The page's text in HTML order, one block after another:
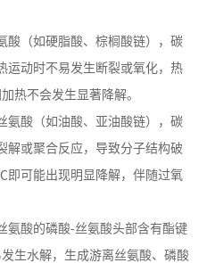
酸（如硬脂酸、棕榈酸链），碳
运动时不易发生断裂或氧化，热
热不会发生显著降解。
氨酸（如油酸、亚油酸链），碳
解或聚合反应，导致分子结构破
即可能出现明显降解，伴随过氧
氨酸的磷酸-丝氨酸头部含有酯键
生水解，生成游离丝氨酸、磷酸